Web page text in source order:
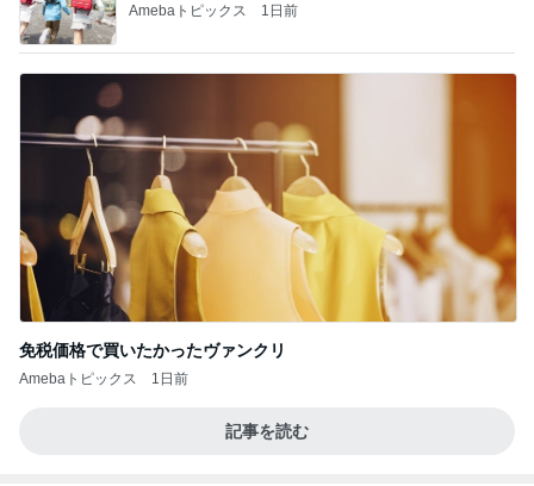
Amebaトピックス 1日前
免税価格で買いたかったヴァンクリ
Amebaトピックス 1日前
記事を読む